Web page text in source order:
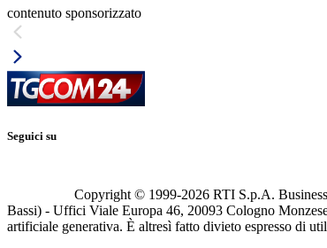
contenuto sponsorizzato
Seguici su
Copyright © 1999-2026 RTI S.p.A.
Bassi) - Uffici Viale Europa 46, 20093 Cologno
artificiale generativa. È altresì fatto divieto espresso di